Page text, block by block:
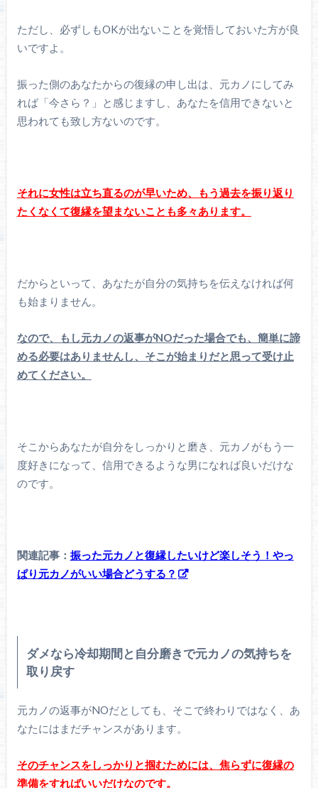
ただし、必ずしもOKが出ないことを覚悟しておいた方が良
いですよ。
振った側のあなたからの復縁の申し出は、元カノにしてみ
れば「今さら？」と感じますし、あなたを信用できないと
思われても致し方ないのです。
それに女性は立ち直るのが早いため、もう過去を振り返り
たくなくて復縁を望まないことも多々あります。
だからといって、あなたが自分の気持ちを伝えなければ何
も始まりません。
なので、もし元カノの返事がNOだった場合でも、簡単に諦
める必要はありませんし、そこが始まりだと思って受け止
めてください。
そこからあなたが自分をしっかりと磨き、元カノがもう一
度好きになって、信用できるような男になれば良いだけな
のです。
関連記事： 振った元カノと復縁したいけど楽しそう！やっ
ぱり元カノがいい場合どうする？
ダメなら冷却期間と自分磨きで元カノの気持ちを
取り戻す
元カノの返事がNOだとしても、そこで終わりではなく、あ
なたにはまだチャンスがあります。
そのチャンスをしっかりと掴むためには、焦らずに復縁の
準備をすればいいだけなのです。